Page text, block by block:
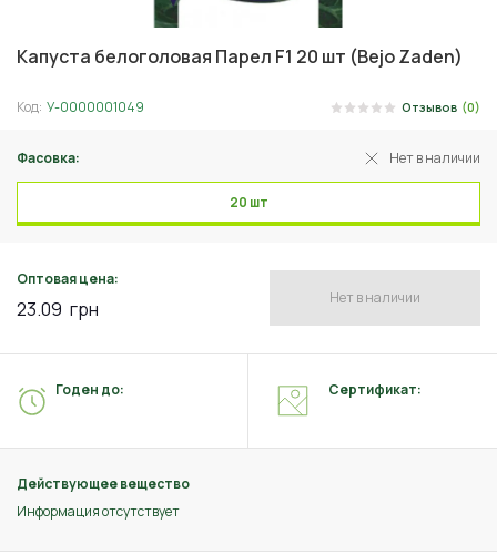
Капуста белоголовая Парел F1 20 шт (Bejo Zaden)
Код: У-0000001049 Отзывов (0)
Фасовка: Нет в наличии
20 шт
Оптовая цена:
23.09 грн Нет в наличии
Действующее вещество
Информация отсутствует
Годен до: Сертификат: